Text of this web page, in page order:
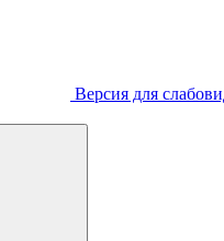
Версия для